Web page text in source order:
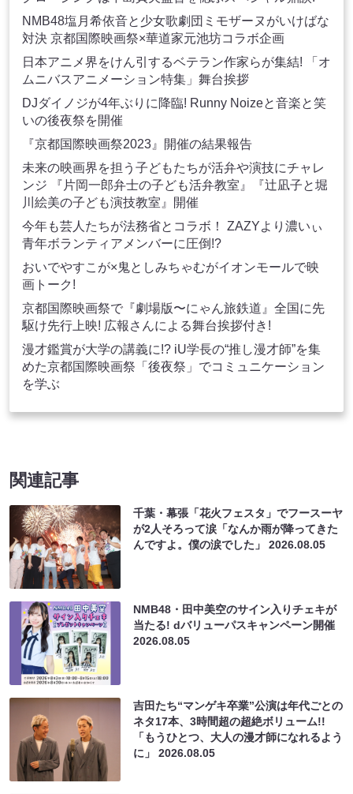
NMB48塩月希依音と少女歌劇団ミモザーヌがいけばな
対決 京都国際映画祭×華道家元池坊コラボ企画
日本アニメ界をけん引するベテラン作家らが集結! 「オ
ムニバスアニメーション特集」舞台挨拶
DJダイノジが4年ぶりに降臨! Runny Noizeと音楽と笑
いの後夜祭を開催
『京都国際映画祭2023』開催の結果報告
未来の映画界を担う子どもたちが活弁や演技にチャレ
ンジ 『片岡一郎弁士の子ども活弁教室』『辻凪子と堀
川絵美の子ども演技教室』開催
今年も芸人たちが法務省とコラボ！ ZAZYより濃いぃ
青年ボランティアメンバーに圧倒!?
おいでやすこが×鬼としみちゃむがイオンモールで映
画トーク!
京都国際映画祭で『劇場版〜にゃん旅鉄道』全国に先
駆け先行上映! 広報さんによる舞台挨拶付き!
漫才鑑賞が大学の講義に!? iU学長の“推し漫才師”を集
めた京都国際映画祭「後夜祭」でコミュニケーション
を学ぶ
関連記事
千葉・幕張「花火フェスタ」でフースーヤ
が2人そろって涙「なんか雨が降ってきた
んですよ。僕の涙でした」2026.08.05
NMB48・田中美空のサイン入りチェキが
当たる! dバリューパスキャンペーン開催
2026.08.05
吉田たち“マンゲキ卒業”公演は年代ごとの
ネタ17本、3時間超の超絶ボリューム!!
「もうひとつ、大人の漫才師になれるよう
に」2026.08.05